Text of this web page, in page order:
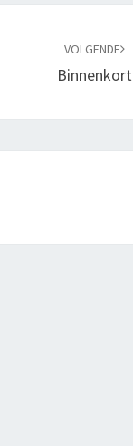
VOLGENDE
Binnenkort